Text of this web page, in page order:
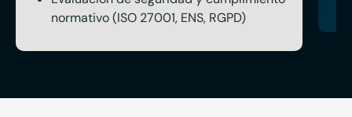
normativo (ISO 27001, ENS, RGPD)